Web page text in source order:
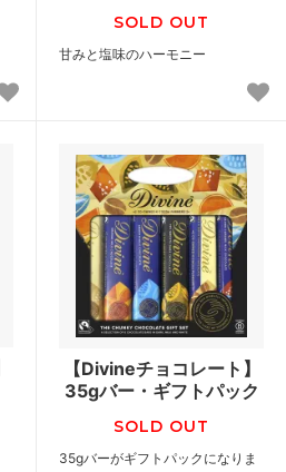
SOLD OUT
甘みと塩味のハーモニー
【Divineチョコレート】
35gバー・ギフトパック
SOLD OUT
35gバーがギフトパックになりま